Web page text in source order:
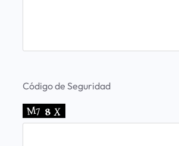
Código de Seguridad